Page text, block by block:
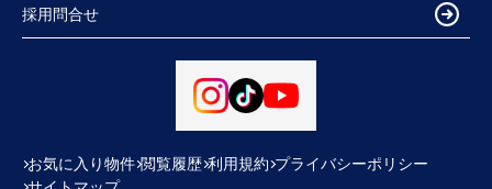
採用問合せ
お気に入り物件 閲覧履歴 利用規約 プライバシーポリシー